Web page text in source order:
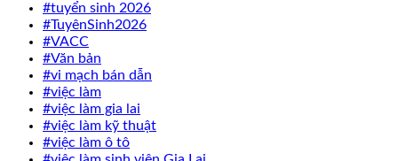
#tuyển sinh 2026
#TuyênSinh2026
#VACC
#Văn bản
#vi mạch bán dẫn
#việc làm
#việc làm gia lai
#việc làm kỹ thuật
#việc làm ô tô